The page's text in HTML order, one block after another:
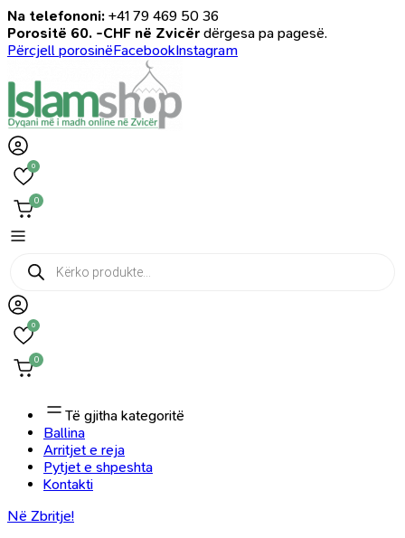
Na telefononi: +41 79 469 50 36
Porositë 60. -CHF në Zvicër dërgesa pa pagesë.
Përcjell porosinëFacebookInstagram
0
0
Products
search
0
0
Të gjitha kategoritë
Ballina
Arritjet e reja
Pytjet e shpeshta
Kontakti
Në Zbritje!